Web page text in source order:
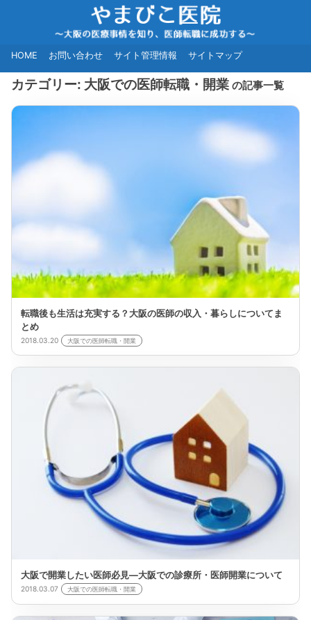
HOME お問い合わせ サイト管理情報 サイトマップ
カテゴリー: 大阪での医師転職・開業 の記事一覧
転職後も生活は充実する？大阪の医師の収入・暮らしについてま
とめ
2018.03.20 大阪での医師転職・開業
大阪で開業したい医師必見―大阪での診療所・医師開業について
2018.03.07 大阪での医師転職・開業